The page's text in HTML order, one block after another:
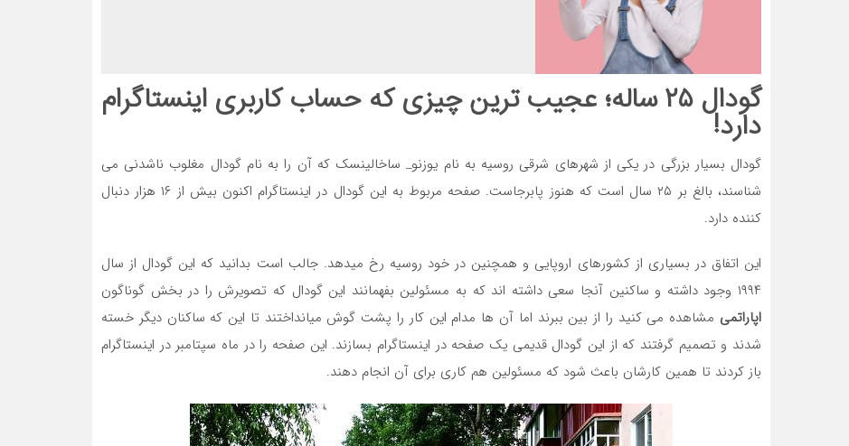
گودال ۲۵ ساله؛ عجیب ترین چیزی که حساب کاربری اینستاگرام
دارد!
گودال بسیار بزرگی در یکی از شهرهای شرقی روسیه به نام یوزنو_ ساخالینسک که آن را به نام گودال مغلوب ناشدنی می
شناسند، بالغ بر ۲۵ سال است که هنوز پابرجاست. صفحه مربوط به این گودال در اینستاگرام اکنون بیش از ۱۶ هزار دنبال
کننده دارد.
این اتفاق در بسیاری از کشورهای اروپایی و همچنین در خود روسیه رخ میدهد. جالب است بدانید که این گودال از سال
۱۹۹۴ وجود داشته و ساکنین آنجا سعی داشته اند که به مسئولین بفهمانند این گودال که تصویرش را در بخش گوناگون
اپاراتمی مشاهده می کنید را از بین ببرند اما آن ها مدام این کار را پشت گوش میانداختند تا این که ساکنان دیگر خسته
شدند و تصمیم گرفتند که از این گودال قدیمی یک صفحه در اینستاگرام بسازند. این صفحه را در ماه سپتامبر در اینستاگرام
باز کردند تا همین کارشان باعث شود که مسئولین هم کاری برای آن انجام دهند.